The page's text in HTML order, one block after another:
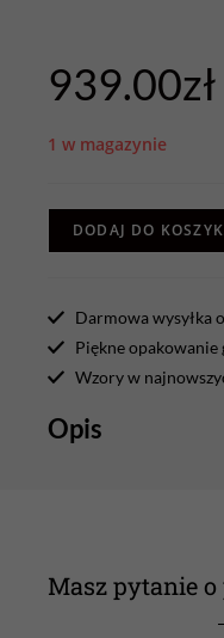
939.00zł
1 w magazynie
DODAJ DO
Darmowa wysyłka
Piękne
Wzory w
Opis
Masz pytanie